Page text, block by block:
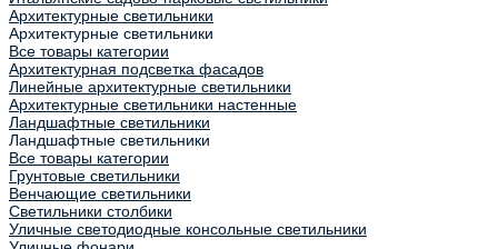
Архитектурные светильники
Архитектурные светильники
Все товары категории
Архитектурная подсветка фасадов
Линейные архитектурные светильники
Архитектурные светильники настенные
Ландшафтные светильники
Ландшафтные светильники
Все товары категории
Грунтовые светильники
Венчающие светильники
Светильники столбики
Уличные светодиодные консольные светильники